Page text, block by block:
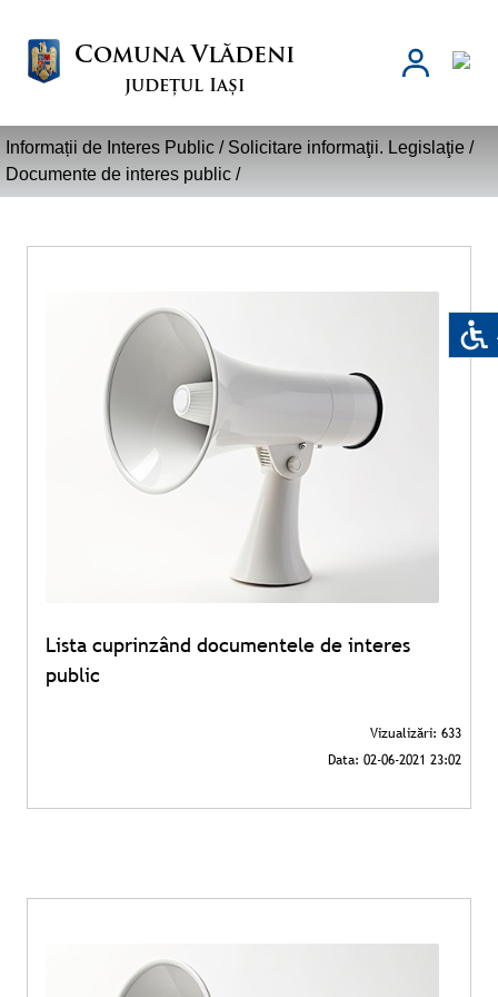
Comuna Vlădeni
județul Iași
Informații de Interes Public / Solicitare informaţii. Legislaţie/
Documente de interes public/
Lista cuprinzând documentele de interes
public